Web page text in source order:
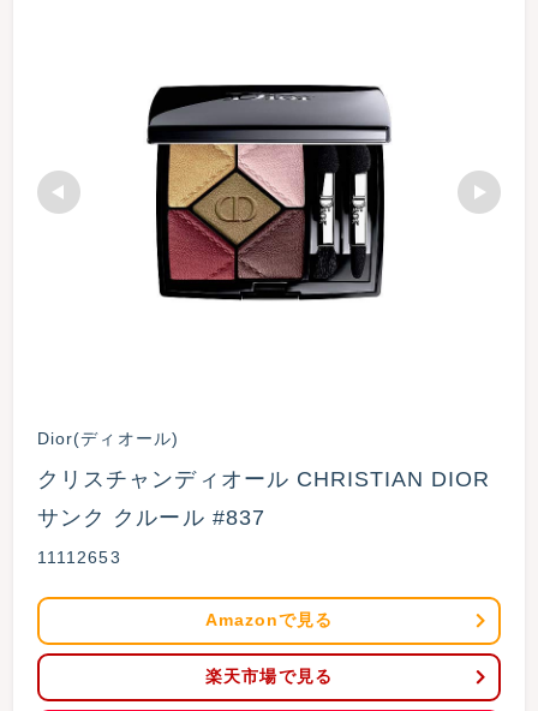
Dior(ディオール)
クリスチャンディオール CHRISTIAN DIOR
サンク クルール #837
11112653
Amazonで見る
楽天市場で見る